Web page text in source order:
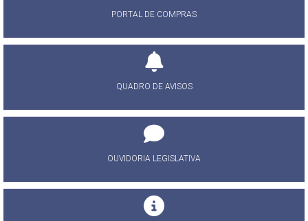
PORTAL DE COMPRAS
QUADRO DE AVISOS
OUVIDORIA LEGISLATIVA